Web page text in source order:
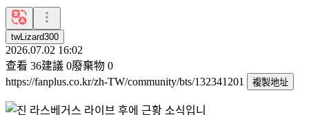
twLizard300
2026.07.02 16:02
查看 36建議 0廢棄物 0
https://fanplus.co.kr/zh-TW/community/bts/132341201
複製地址